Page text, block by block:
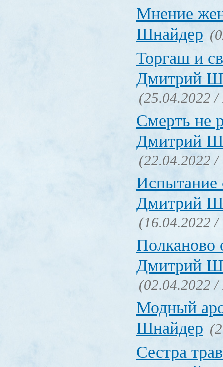
Мнение
Шнайдер
Торгаш и
Дмитрий
(25.04.2022 /
Смерть не
Дмитрий
(22.04.2022 /
Испытание
Дмитрий
(16.04.2022 /
Полканово
Дмитрий
(02.04.2022 /
Модный
Шнайдер
Сестра